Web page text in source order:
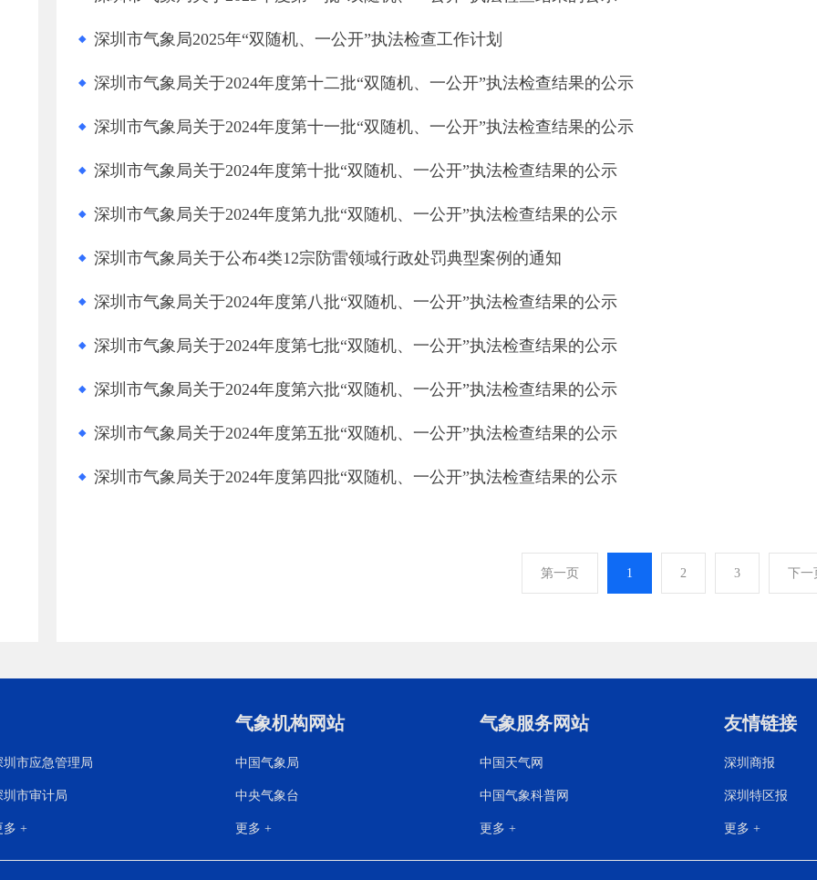
深圳市气象局2025年“双随机、一公开”执法检查工作计划
深圳市气象局关于2024年度第十二批“双随机、一公开”执法检查结果的公示
深圳市气象局关于2024年度第十一批“双随机、一公开”执法检查结果的公示
深圳市气象局关于2024年度第十批“双随机、一公开”执法检查结果的公示
深圳市气象局关于2024年度第九批“双随机、一公开”执法检查结果的公示
深圳市气象局关于公布4类12宗防雷领域行政处罚典型案例的通知
深圳市气象局关于2024年度第八批“双随机、一公开”执法检查结果的公示
深圳市气象局关于2024年度第七批“双随机、一公开”执法检查结果的公示
深圳市气象局关于2024年度第六批“双随机、一公开”执法检查结果的公示
深圳市气象局关于2024年度第五批“双随机、一公开”执法检查结果的公示
深圳市气象局关于2024年度第四批“双随机、一公开”执法检查结果的公示
第一页 1 2 3 下一
圳市应急管理局
圳市审计局
多 +
气象机构网站
中国气象局
中央气象台
更多 +
气象服务网站
中国天气网
中国气象科普网
更多 +
友情链接
深圳商报
深圳特区报
更多 +